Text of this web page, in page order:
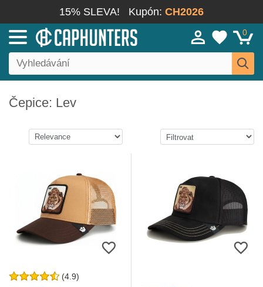
15% SLEVA! Kupón: CH2026
0
Čepice: Lev
(4.9)